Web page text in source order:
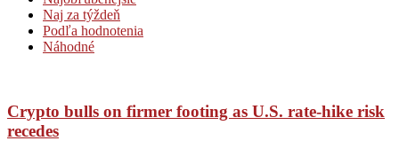
Naj za týždeň
Podľa hodnotenia
Náhodné
Crypto bulls on firmer footing as U.S. rate-hike risk
recedes